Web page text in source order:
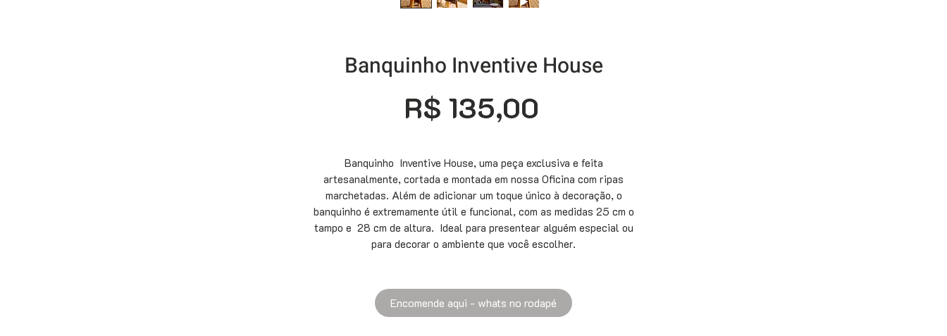
Banquinho Inventive House
R$ 135,00
Banquinho Inventive House, uma peça exclusiva e feita
artesanalmente, cortada e montada em nossa Oficina com ripas
marchetadas. Além de adicionar um toque único à decoração, o
banquinho é extremamente útil e funcional, com as medidas 25 cm o
tampo e 28 cm de altura. Ideal para presentear alguém especial ou
para decorar o ambiente que você escolher.
Encomende aqui - whats no rodapé